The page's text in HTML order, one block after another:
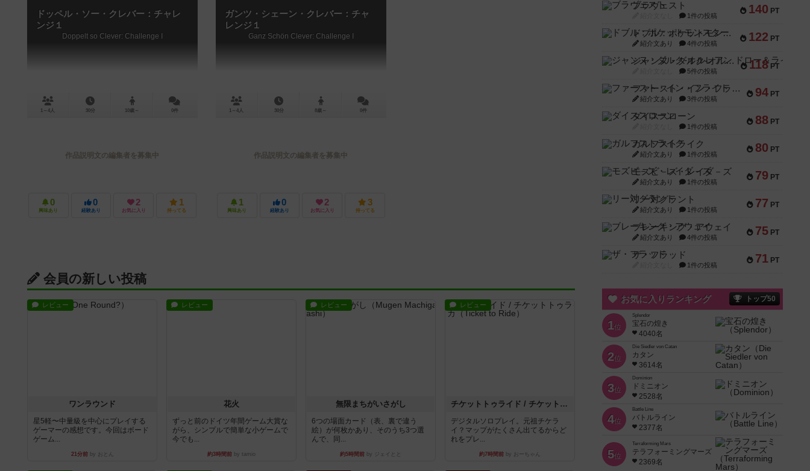
ドッペル・ソー・クレバー：チャレ
ンジ１
Doppelt so Clever: Challenge I
1～4人 30分 10歳～ 0件
作品説明文の編集者を募集中
0
興味あり
0
経験あり
2
お気に入り
1
持ってる
ガンツ・シェーン・クレバー：チャ
レンジ１
Ganz Schön Clever: Challenge I
1～4人 30分 8歳～ 0件
作品説明文の編集者を募集中
1
興味あり
0
経験あり
2
お気に入り
3
持ってる
会員の新しい投稿
レビュー
ワンラウンド
星5軽〜中量級を中心にプレイする
ゲーマーの感想です。今回はボード
ゲーム...
21分前by おとん
レビュー
花火
ずっと前のドイツ年間ゲーム大賞な
がら、シンプルで簡単な小ゲームで
今でも...
約3時間前 by tamio
レビュー
無限まちがいさがし
6つの場面カード（表、裏で違う
絵）が何枚かあり、そのうち3つ選
んで、同...
約5時間前 by ジェイとと
レビュー
チケットトゥライド / チケットトゥライドアメリカ
デジタルソロプレイ。元祖チケラ
イ？マップがたくさん出てるからど
れをプレ...
約7時間前 by おーちゃん
140 PT
ブラヴェスト
1件の投稿
122 PT
ドブル：ポケットモンスター
紹介文あり 4件の投稿
118 PT
ジャンヌ・ダルク-オルレアン ドロー＆ライト
5件の投稿
94 PT
ファースト・イン・フライト
紹介文あり 3件の投稿
88 PT
ダイススローン
1件の投稿
80 PT
ガルフストライク
紹介文あり 1件の投稿
79 PT
モズビ－ズ・レイダ－ズ
紹介文あり 1件の投稿
77 PT
リー対グラント
紹介文あり 1件の投稿
75 PT
ブレーキング・アウェイ
紹介文あり 4件の投稿
71 PT
ザ・フラッド
1件の投稿
お気に入りランキング トップ50
1位
Splendor
宝石の煌き
4040名
2位
Die Siedler von Catan
カタン
3614名
3位
Dominion
ドミニオン
2528名
4位
Battle Line
バトルライン
2377名
5位
Terraforming Mars
テラフォーミングマーズ
2369名